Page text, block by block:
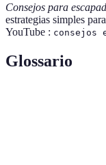
Consejos para
estrategias simples
YouTube : consejos
Glossario